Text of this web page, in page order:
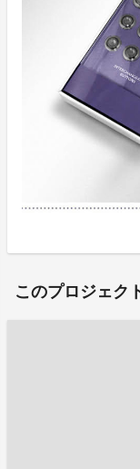
このプロジェク